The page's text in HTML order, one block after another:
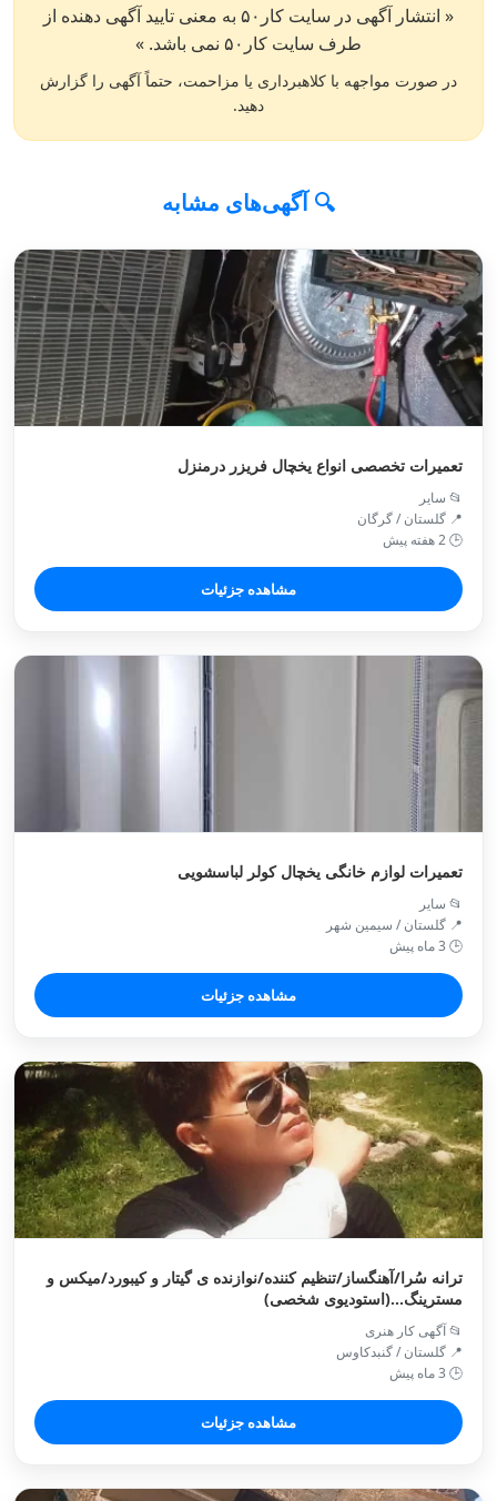
« انتشار آگهی در سایت کار۵۰ به معنی تایید آگهی دهنده از
طرف سایت کار۵۰ نمی باشد. »
در صورت مواجهه با کلاهبرداری یا مزاحمت، حتماً آگهی را گزارش
دهید.
🔍 آگهی‌های مشابه
تعمیرات تخصصی انواع یخچال فریزر درمنزل
📂 سایر
📍 گلستان / گرگان
🕒 2 هفته پیش
مشاهده جزئیات
تعمیرات لوازم خانگی یخچال کولر لباسشویی
📂 سایر
📍 گلستان / سيمين شهر
🕒 3 ماه پیش
مشاهده جزئیات
ترانه سُرا/آهنگساز/تنظیم کننده/نوازنده ی گیتار و کیبورد/میکس و
مسترینگ...(استودیوی شخصی)
📂 آگهی کار هنری
📍 گلستان / گنبدكاوس
🕒 3 ماه پیش
مشاهده جزئیات